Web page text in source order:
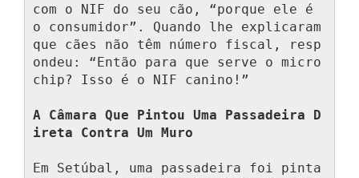
com o NIF do seu cão, “porque ele é
o consumidor”. Quando lhe explicaram
que cães não têm número fiscal, resp
ondeu: “Então para que serve o micro
chip? Isso é o NIF canino!”
A Câmara Que Pintou Uma Passadeira D
ireta Contra Um Muro
Em Setúbal, uma passadeira foi pinta